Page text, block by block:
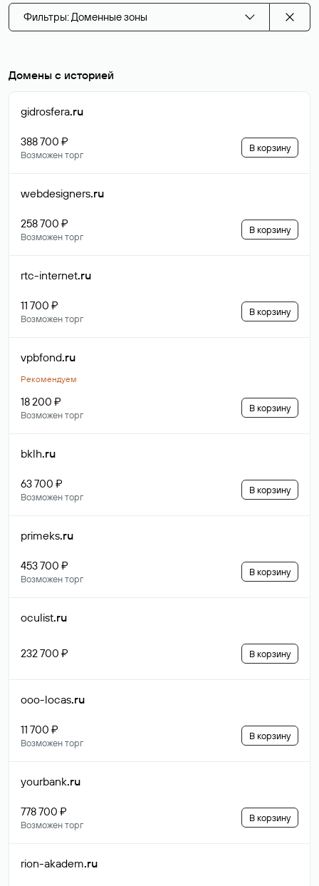
Фильтры: Доменные зоны
Домены с историей
gidrosfera.ru
388 700 ₽
Возможен торг
В корзину
webdesigners.ru
258 700 ₽
Возможен торг
В корзину
rtc-internet.ru
11 700 ₽
Возможен торг
В корзину
vpbfond.ru
Рекомендуем
18 200 ₽
Возможен торг
В корзину
bklh.ru
63 700 ₽
Возможен торг
В корзину
primeks.ru
453 700 ₽
Возможен торг
В корзину
oculist.ru
232 700 ₽ В корзину
ooo-locas.ru
11 700 ₽
Возможен торг
В корзину
yourbank.ru
778 700 ₽
Возможен торг
В корзину
rion-akadem.ru